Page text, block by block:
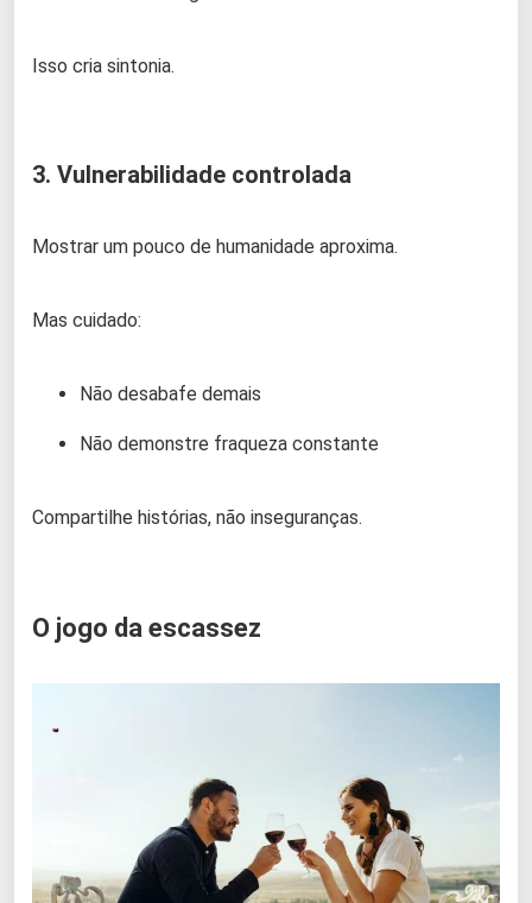
Isso cria sintonia.
3. Vulnerabilidade controlada
Mostrar um pouco de humanidade aproxima.
Mas cuidado:
Não desabafe demais
Não demonstre fraqueza constante
Compartilhe histórias, não inseguranças.
O jogo da escassez